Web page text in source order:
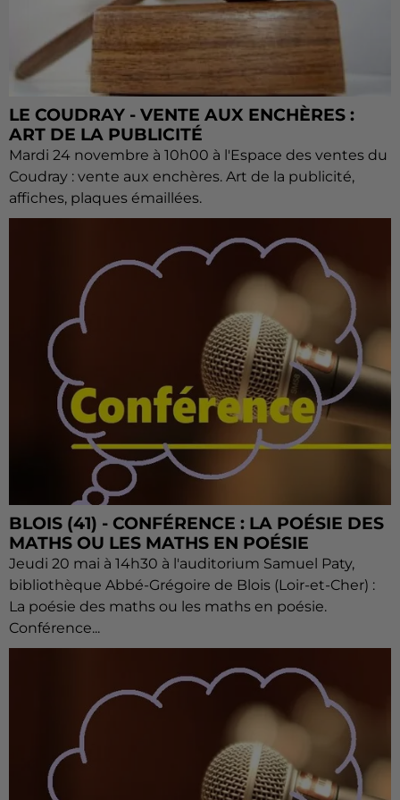
LE COUDRAY - VENTE AUX ENCHÈRES :
ART DE LA PUBLICITÉ
Mardi 24 novembre à 10h00 à l'Espace des ventes du
Coudray : vente aux enchères. Art de la publicité,
affiches, plaques émaillées.
BLOIS (41) - CONFÉRENCE : LA POÉSIE DES
MATHS OU LES MATHS EN POÉSIE
Jeudi 20 mai à 14h30 à l'auditorium Samuel Paty,
bibliothèque Abbé-Grégoire de Blois (Loir-et-Cher) :
La poésie des maths ou les maths en poésie.
Conférence...